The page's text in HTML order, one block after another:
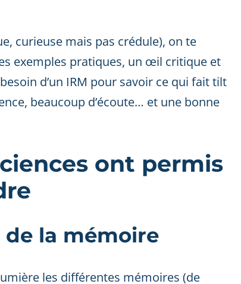
curieuse mais pas crédule), on te
exemples pratiques, un œil critique et
d’un IRM pour savoir ce qui fait tilt
beaucoup d’écoute… et une bonne
ont permis
la mémoire
les différentes mémoires (de